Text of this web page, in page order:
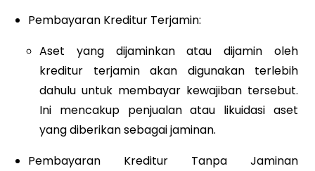
Pembayaran Kreditur Terjamin:
Aset yang dijaminkan atau dijamin oleh
kreditur terjamin akan digunakan terlebih
dahulu untuk membayar kewajiban tersebut.
Ini mencakup penjualan atau likuidasi aset
yang diberikan sebagai jaminan.
Pembayaran Kreditur Tanpa Jaminan